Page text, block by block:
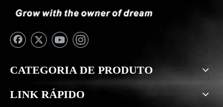
CATEGORIA DE PRODUTO
LINK RÁPIDO